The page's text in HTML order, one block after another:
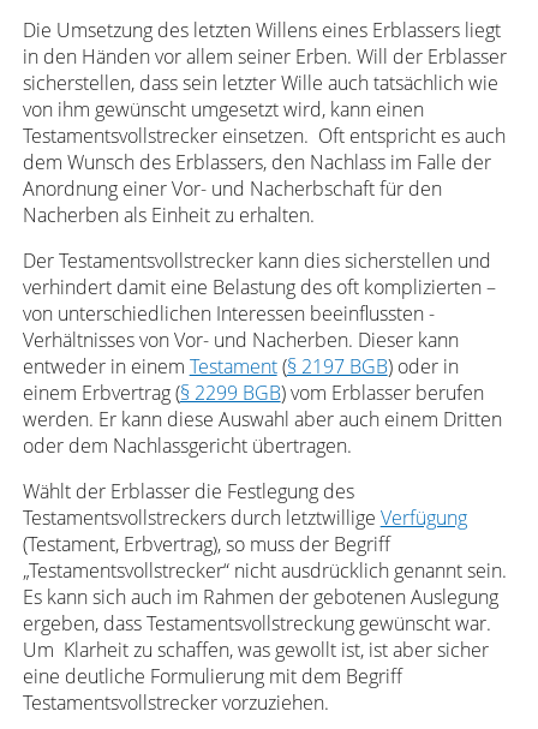
Die Umsetzung des letzten Willens eines Erblassers liegt
in den Händen vor allem seiner Erben. Will der Erblasser
sicherstellen, dass sein letzter Wille auch tatsächlich wie
von ihm gewünscht umgesetzt wird, kann einen
Testamentsvollstrecker einsetzen. Oft entspricht es auch
dem Wunsch des Erblassers, den Nachlass im Falle der
Anordnung einer Vor- und Nacherbschaft für den
Nacherben als Einheit zu erhalten.
Der Testamentsvollstrecker kann dies sicherstellen und
verhindert damit eine Belastung des oft komplizierten –
von unterschiedlichen Interessen beeinflussten -
Verhältnisses von Vor- und Nacherben. Dieser kann
entweder in einem Testament(§ 2197 BGB) oder in
einem Erbvertrag (§ 2299 BGB) vom Erblasser berufen
werden. Er kann diese Auswahl aber auch einem Dritten
oder dem Nachlassgericht übertragen.
Wählt der Erblasser die Festlegung des
Testamentsvollstreckers durch letztwillige Verfügung
(Testament, Erbvertrag), so muss der Begriff
„Testamentsvollstrecker“ nicht ausdrücklich genannt sein.
Es kann sich auch im Rahmen der gebotenen Auslegung
ergeben, dass Testamentsvollstreckung gewünscht war.
Um Klarheit zu schaffen, was gewollt ist, ist aber sicher
eine deutliche Formulierung mit dem Begriff
Testamentsvollstrecker vorzuziehen.